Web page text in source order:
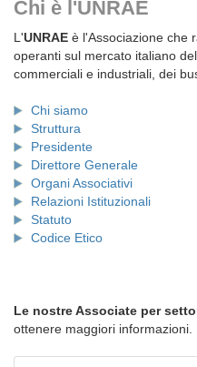
Chi è l'UNRAE
L'UNRAE è l'Associazione che
operanti sul mercato italiano
commerciali e industriali, dei
Chi siamo
Struttura
Presidente
Direttore Generale
Organi Associativi
Relazioni Istituzionali
Statuto
Codice Etico
Le nostre Associate per
ottenere maggiori informazioni.